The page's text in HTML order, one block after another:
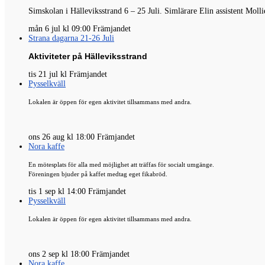
Simskolan i Hälleviksstrand 6 – 25 Juli. Simlärare Elin assistent
mån 6 jul kl 09:00 Främjandet
Strana dagarna 21-26 Juli
Aktiviteter på Hälleviksstrand
tis 21 jul kl Främjandet
Pysselkväll
Lokalen är öppen för egen aktivitet tillsammans med andra.
ons 26 aug kl 18:00 Främjandet
Nora kaffe
En mötesplats för alla med möjlighet att träffas för socialt umgänge.
Föreningen bjuder på kaffet medtag eget fikabröd.
tis 1 sep kl 14:00 Främjandet
Pysselkväll
Lokalen är öppen för egen aktivitet tillsammans med andra.
ons 2 sep kl 18:00 Främjandet